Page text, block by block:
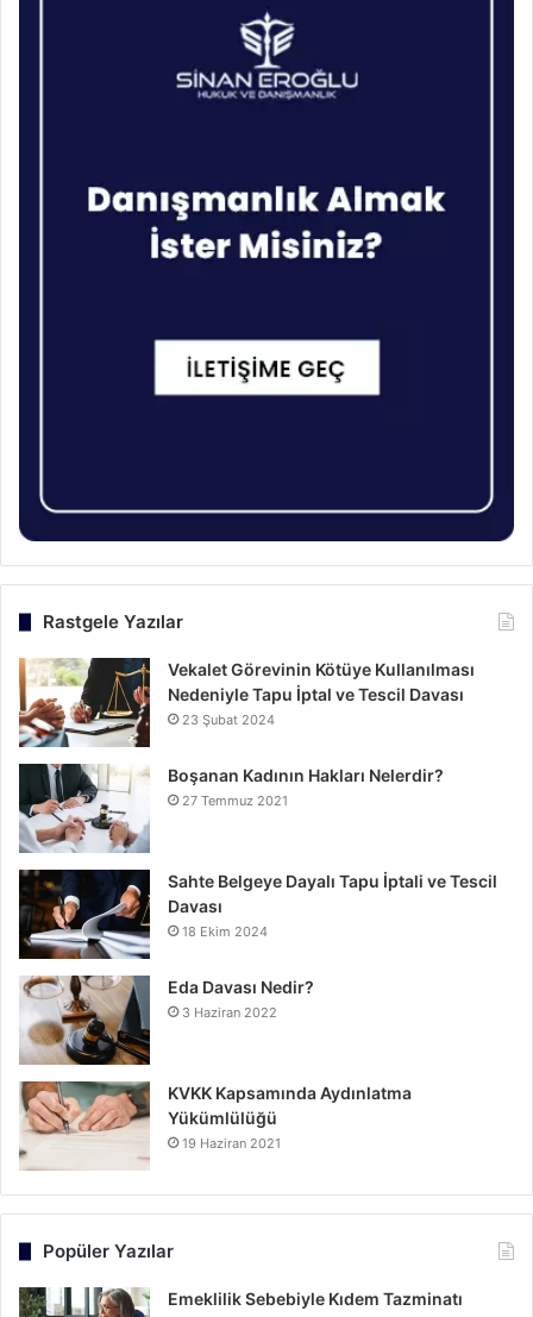
Rastgele Yazılar
Vekalet Görevinin Kötüye Kullanılması
Nedeniyle Tapu İptal ve Tescil Davası
23 Şubat 2024
Boşanan Kadının Hakları Nelerdir?
27 Temmuz 2021
Sahte Belgeye Dayalı Tapu İptali ve Tescil
Davası
18 Ekim 2024
Eda Davası Nedir?
3 Haziran 2022
KVKK Kapsamında Aydınlatma
Yükümlülüğü
19 Haziran 2021
Popüler Yazılar
Emeklilik Sebebiyle Kıdem Tazminatı